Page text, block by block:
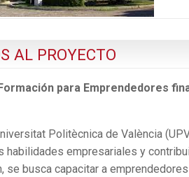
AL PROYECTO
para Emprendedores
Politècnica de València
empresariales y
busca capacitar a